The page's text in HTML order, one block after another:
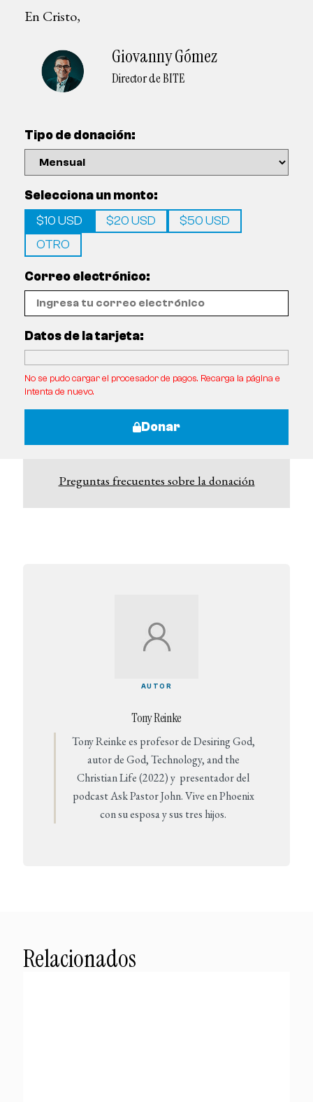
En Cristo,
Giovanny Gómez
Director de BITE
Tipo de donación:
Selecciona un monto:
$10 USD
$20 USD
$50 USD
OTRO
Correo electrónico:
Datos de la tarjeta:
No se pudo cargar el procesador de pagos. Recarga la página e
intenta de nuevo.
Donar
Preguntas frecuentes sobre la donación
AUTOR
Tony Reinke
Tony Reinke es profesor de Desiring God,
autor de God, Technology, and the
Christian Life (2022) y presentador del
podcast Ask Pastor John. Vive en Phoenix
con su esposa y sus tres hijos.
Relacionados